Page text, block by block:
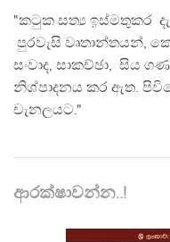
"කටුක සත්‍ය ඉස්මතුකර
පුරවැසි වෘතාන්තයන්,
සංවාද, සාකච්ඡා, සිය
නිශ්පාදනය කර ඇත.
චැනලයට."
ආරක්ෂාවන්න..!